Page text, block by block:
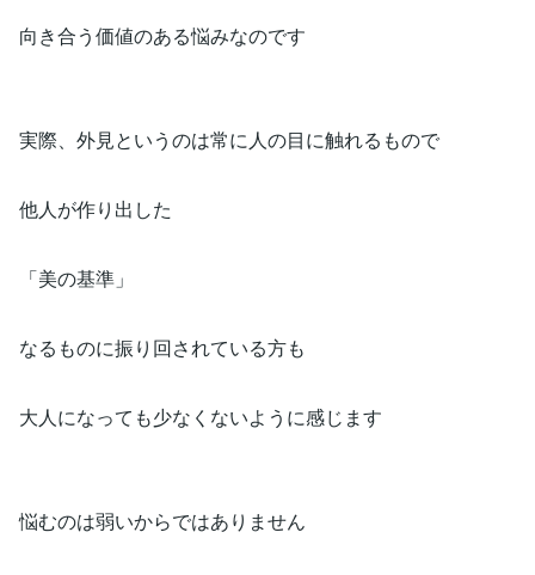
向き合う価値のある悩みなのです
実際、外見というのは常に人の目に触れるもので
他人が作り出した
「美の基準」
なるものに振り回されている方も
大人になっても少なくないように感じます
悩むのは弱いからではありません